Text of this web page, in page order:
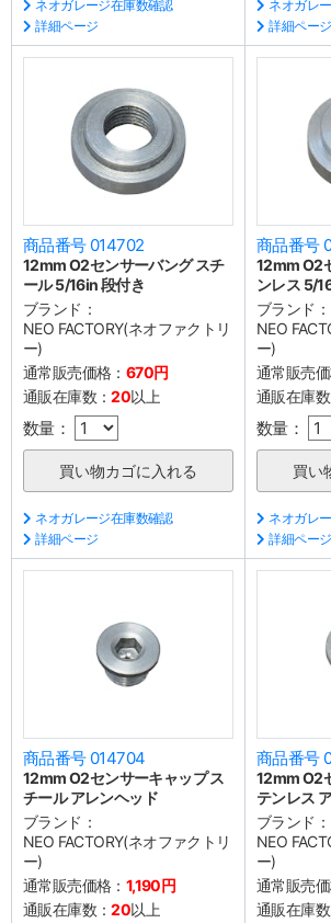
ネオガレージ在庫数確認
詳細ページ
ネオガレ
詳細ページ
商品番号 014702
12mm O2センサーバング スチ
ール 5/16in 段付き
ブランド：
NEO FACTORY(ネオファクトリ
ー)
通常販売価格： 670円
通販在庫数：20以上
数量：
ネオガレージ在庫数確認
詳細ページ
商品番号
12mm O2
ンレス 5/
ブランド：
NEO
ー)
通常販売価
通販在庫
数量：
ネオガレ
詳細ページ
商品番号 014704
12mm O2センサーキャップ ス
チール アレンヘッド
ブランド：
NEO FACTORY(ネオファクトリ
ー)
通常販売価格： 1,190円
通販在庫数：20以上
商品番号
12mm O2
テンレス
ブランド：
NEO
ー)
通常販売価
通販在庫